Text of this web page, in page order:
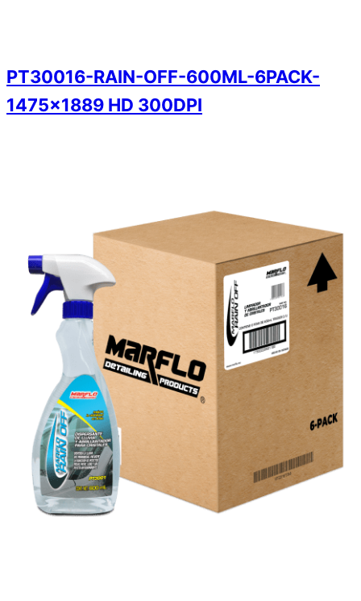
PT30016-RAIN-OFF-600ML-6PACK-
1475×1889 HD 300DPI